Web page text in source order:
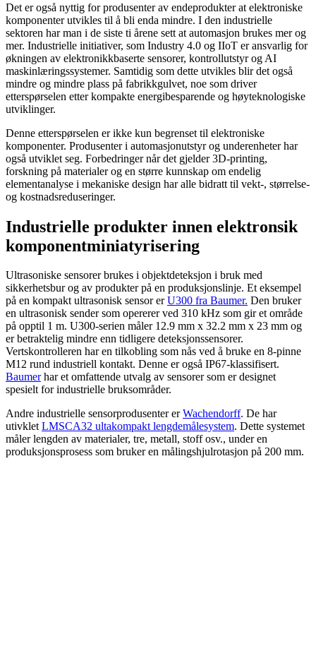
Det er også nyttig for produsenter av endeprodukter at elektroniske
komponenter utvikles til å bli enda mindre. I den industrielle
sektoren har man i de siste ti årene sett at automasjon brukes mer og
mer. Industrielle initiativer, som Industry 4.0 og IIoT er ansvarlig for
økningen av elektronikkbaserte sensorer, kontrollutstyr og AI
maskinlæringssystemer. Samtidig som dette utvikles blir det også
mindre og mindre plass på fabrikkgulvet, noe som driver
etterspørselen etter kompakte energibesparende og høyteknologiske
utviklinger.
Denne etterspørselen er ikke kun begrenset til elektroniske
komponenter. Produsenter i automasjonutstyr og underenheter har
også utviklet seg. Forbedringer når det gjelder 3D-printing,
forskning på materialer og en større kunnskap om endelig
elementanalyse i mekaniske design har alle bidratt til vekt-, størrelse-
og kostnadsreduseringer.
Industrielle produkter innen elektronsik
komponentminiatyrisering
Ultrasoniske sensorer brukes i objektdeteksjon i bruk med
sikkerhetsbur og av produkter på en produksjonslinje. Et eksempel
på en kompakt ultrasonisk sensor erU300 fra Baumer. Den bruker
en ultrasonisk sender som opererer ved 310 kHz som gir et område
på opptil 1 m. U300-serien måler 12.9 mm x 32.2 mm x 23 mm og
er betraktelig mindre enn tidligere deteksjonssensorer.
Vertskontrolleren har en tilkobling som nås ved å bruke en 8-pinne
M12 rund industriell kontakt. Denne er også IP67-klassifisert.
Baumerhar et omfattende utvalg av sensorer som er designet
spesielt for industrielle bruksområder.
Andre industrielle sensorprodusenter erWachendorff. De har
utivkletLMSCA32 ultakompakt lengdemålesystem. Dette systemet
måler lengden av materialer, tre, metall, stoff osv., under en
produksjonsprosess som bruker en målingshjulrotasjon på 200 mm.